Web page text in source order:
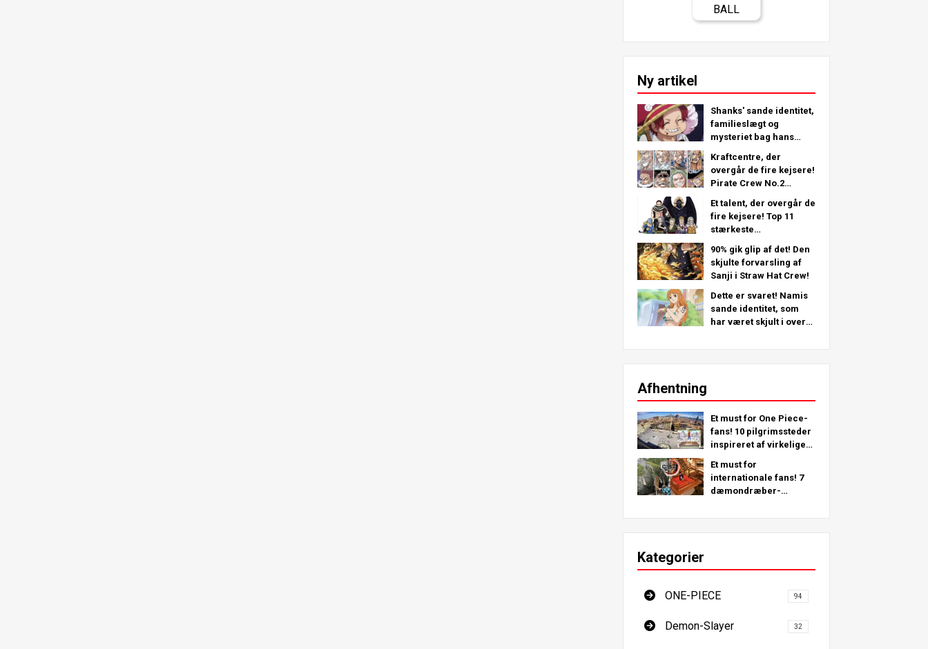
BALL
Ny artikel
Shanks' sande identitet,
familieslægt og
mysteriet bag hans
dybdegående analyse
fra det seneste kapitel!
Kraftcentre, der
overgår de fire kejsere!
Pirate Crew No.2
Stærkeste placeringer
TOP 11 (fra 5. til 1.)
Et talent, der overgår de
fire kejsere! Top 11
stærkeste
karakterer (fra 11. til 6.
plads)
90% gik glip af det! Den
skjulte forvarsling af
Sanji i Straw Hat Crew!
Dette er svaret! Namis
sande identitet, som
har været skjult i over
Afhentning
Et must for One Piece-
fans! 10 pilgrimssteder
inspireret af virkelige
verden!
Et must for
internationale fans! 7
dæmondræber-
Kategorier
ONE-PIECE 94
Demon-Slayer 32